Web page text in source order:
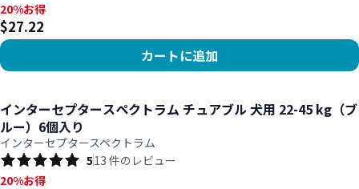
20%お得, $27.22
20%お得
$27.22
カートに追加
インターセプタースペクトラム チュアブル 犬用 22-45 kg（ブ
ルー）6個入り
インターセプタースペクトラム
513 件のレビュー
20%お得, $75.47
20%お得